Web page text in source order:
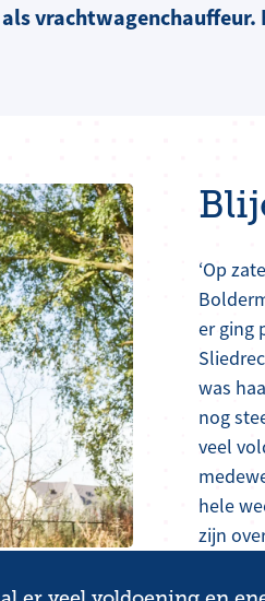
vrachtwagenchauffeur.
‘Op
er ging
was
nog
veel
hele
zijn